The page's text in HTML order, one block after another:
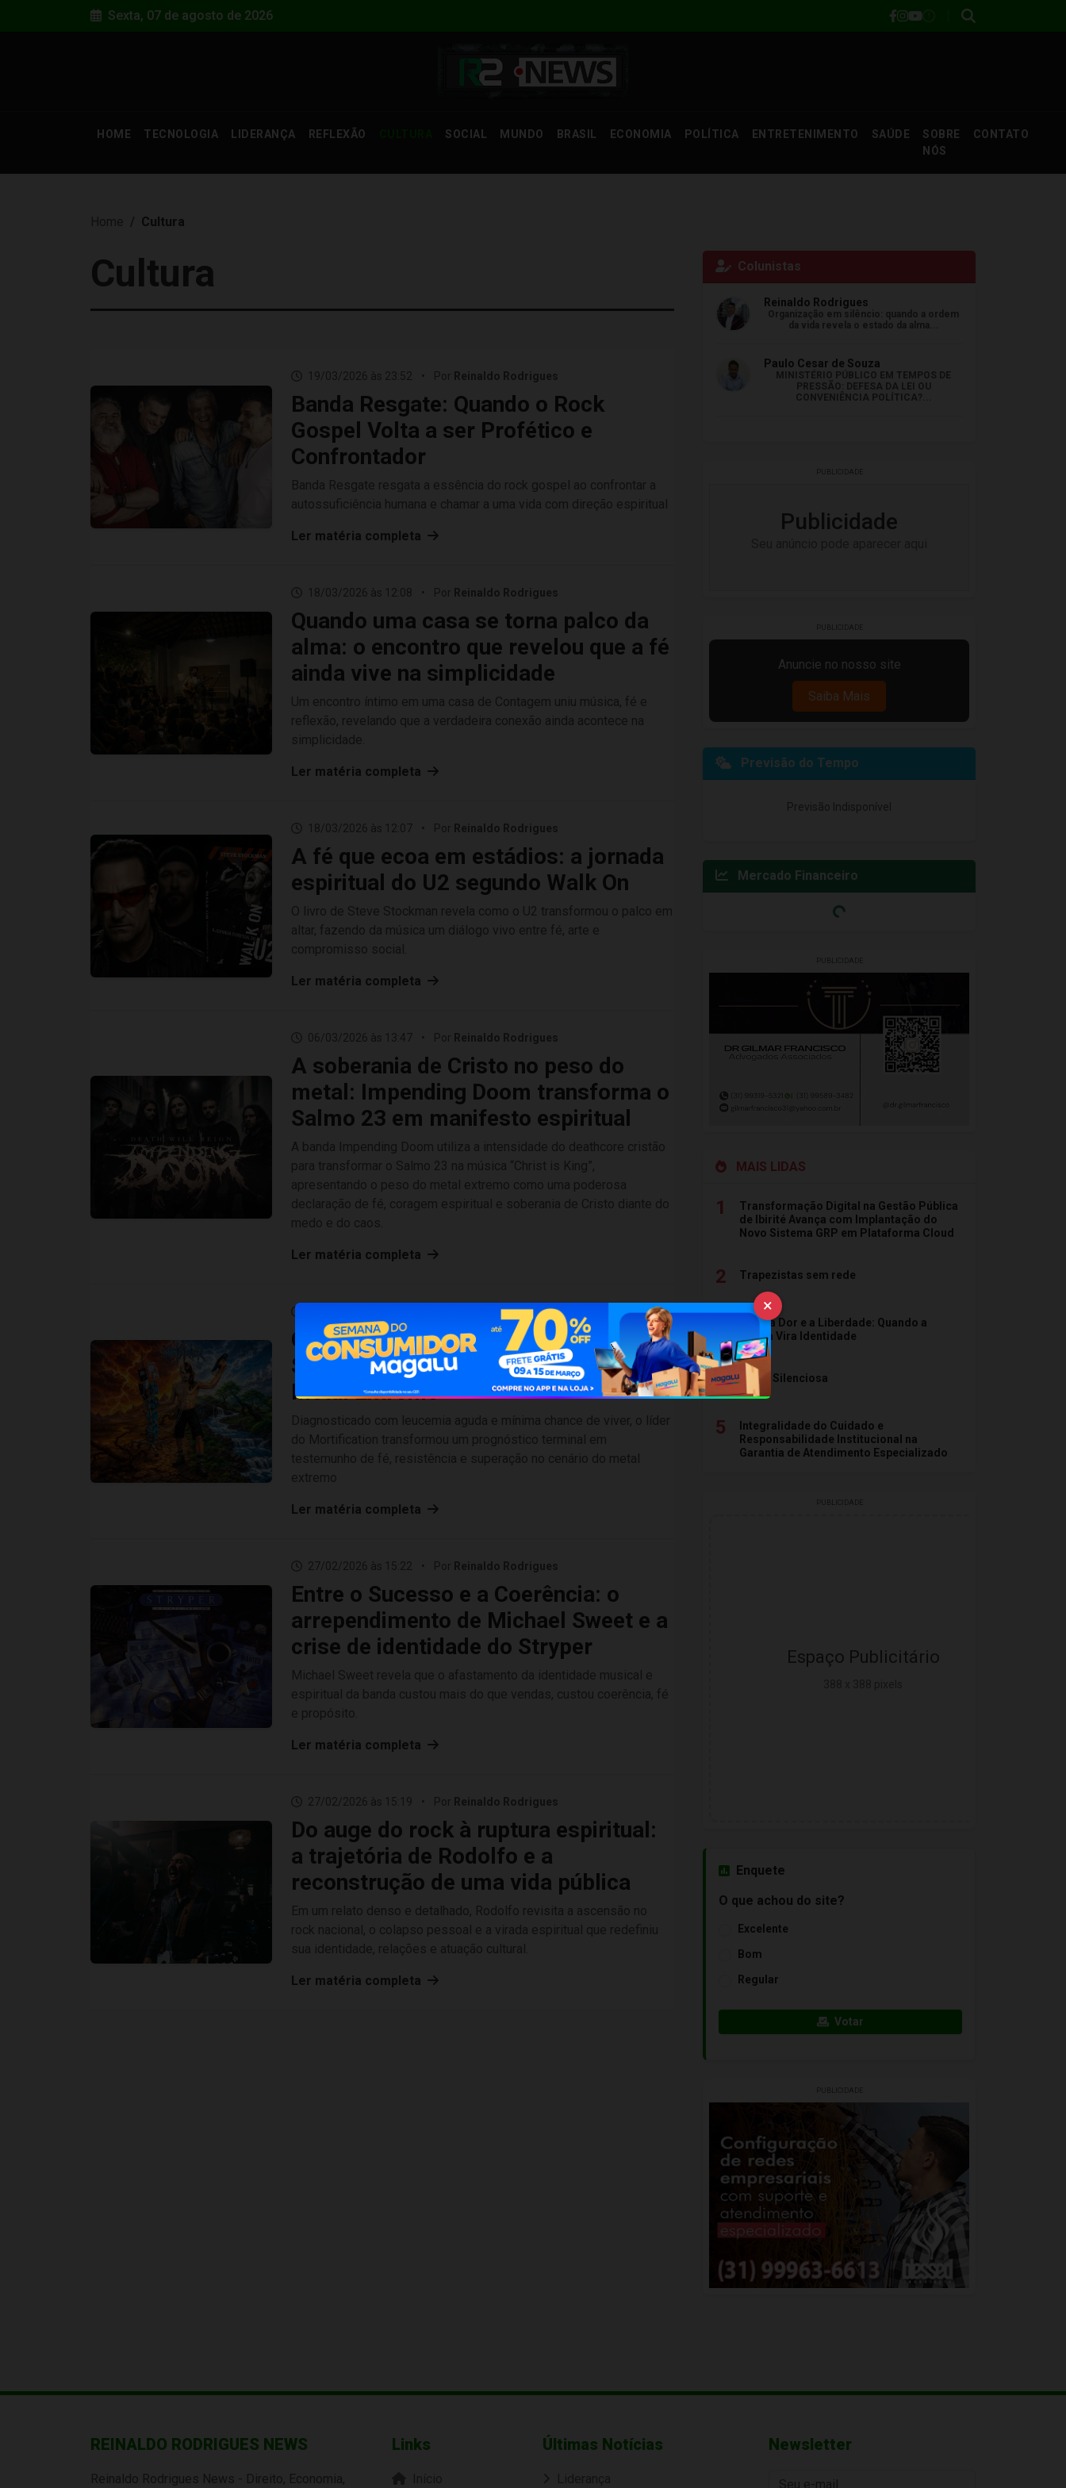
Sexta, 07 de agosto de 2026
HOME TECNOLOGIA LIDERANÇA REFLEXÃO SOCIAL MUNDO BRASIL ECONOMIA POLÍTICA ENTRETENIMENTO SAÚDE
SOBRE
NÓS
CONTATO
×
Home Cultura
Cultura
19/03/2026 às 23:52 • Por Reinaldo Rodrigues
Banda Resgate: Quando o Rock
Gospel Volta a ser Profético e
Confrontador
Banda Resgate resgata a essência do rock gospel ao confrontar a
autossuficiência humana e chamar a uma vida com direção espiritual
Ler matéria completa
18/03/2026 às 12:08 • Por Reinaldo Rodrigues
Quando uma casa se torna palco da
alma: o encontro que revelou que a fé
ainda vive na simplicidade
Um encontro íntimo em uma casa de Contagem uniu música, fé e
reflexão, revelando que a verdadeira conexão ainda acontece na
simplicidade.
Ler matéria completa
18/03/2026 às 12:07 • Por Reinaldo Rodrigues
A fé que ecoa em estádios: a jornada
espiritual do U2 segundo Walk On
O livro de Steve Stockman revela como o U2 transformou o palco em
altar, fazendo da música um diálogo vivo entre fé, arte e
compromisso social.
Ler matéria completa
06/03/2026 às 13:47 • Por Reinaldo Rodrigues
A soberania de Cristo no peso do
metal: Impending Doom transforma o
Salmo 23 em manifesto espiritual
A banda Impending Doom utiliza a intensidade do deathcore cristão
para transformar o Salmo 23 na música “Christ is King”,
apresentando o peso do metal extremo como uma poderosa
declaração de fé, coragem espiritual e soberania de Cristo diante do
medo e do caos.
Ler matéria completa
Reinaldo Rodrigues
Quando 1% Desafiou a Estatística: A
Sobrevivência de Steve Rowe no
Metal Extremo
Diagnosticado com leucemia aguda e mínima chance de viver, o líder
do Mortification transformou um prognóstico terminal em
testemunho de fé, resistência e superação no cenário do metal
extremo
Ler matéria completa
27/02/2026 às 15:22 • Por Reinaldo Rodrigues
Entre o Sucesso e a Coerência: o
arrependimento de Michael Sweet e a
crise de identidade do Stryper
Michael Sweet revela que o afastamento da identidade musical e
espiritual da banda custou mais do que vendas, custou coerência, fé
e propósito.
Ler matéria completa
27/02/2026 às 15:19 • Por Reinaldo Rodrigues
Do auge do rock à ruptura espiritual:
a trajetória de Rodolfo e a
reconstrução de uma vida pública
Em um relato denso e detalhado, Rodolfo revisita a ascensão no
rock nacional, o colapso pessoal e a virada espiritual que redefiniu
sua identidade, relações e atuação cultural.
Ler matéria completa
Colunistas
Reinaldo Rodrigues
Organização em silêncio: quando a ordem
da vida revela o estado da alma...
Paulo Cesar de Souza
MINISTÉRIO PÚBLICO EM TEMPOS DE
PRESSÃO: DEFESA DA LEI OU
CONVENIÊNCIA POLÍTICA?...
PUBLICIDADE
Publicidade
PUBLICIDADE
Anuncie no nosso site
Saiba Mais
Previsão do Tempo
Previsão Indisponível
Mercado Financeiro
PUBLICIDADE
MAIS LIDAS
1
Transformação Digital na Gestão Pública
de Ibirité Avança com Implantação do
Novo Sistema GRP em Plataforma Cloud
2 Trapezistas sem rede
3
Entre a Dor e a Liberdade: Quando a
Vítima Vira Identidade
4 Força Silenciosa
5
Integralidade do Cuidado e
Responsabilidade Institucional na
Garantia de Atendimento Especializado
PUBLICIDADE
Espaço Publicitário
Enquete
O que achou do site?
Excelente
Bom
Regular
Votar
PUBLICIDADE
REINALDO RODRIGUES NEWS
Reinaldo Rodrigues News - Direito, Economia,
Links Últimas Notícias Newsletter